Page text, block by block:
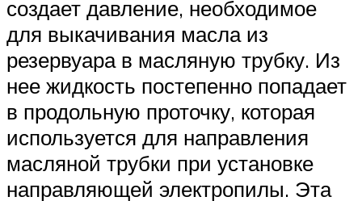
создает давление, необходимое
для выкачивания масла из
резервуара в масляную трубку. Из
нее жидкость постепенно попадает
в продольную проточку, которая
используется для направления
масляной трубки при установке
направляющей электропилы. Эта